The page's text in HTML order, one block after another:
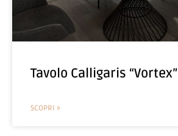
Tavolo Calligaris “Vortex”
SCOPRI »